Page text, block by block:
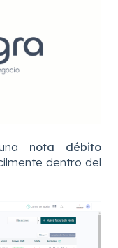
nota débito
dentro del